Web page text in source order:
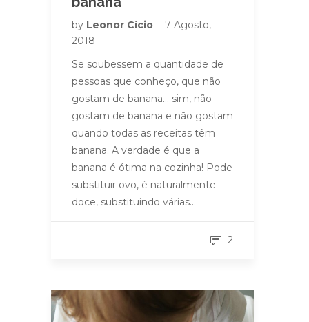
by Leonor Cício
7 Agosto,
2018
Se soubessem a quantidade de
pessoas que conheço, que não
gostam de banana… sim, não
gostam de banana e não gostam
quando todas as receitas têm
banana. A verdade é que a
banana é ótima na cozinha! Pode
substituir ovo, é naturalmente
doce, substituindo várias…
2